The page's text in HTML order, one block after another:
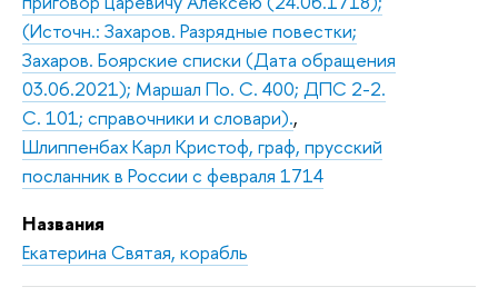
(Источн.: Захаров. Разрядные повестки;
Захаров. Боярские списки (Дата обращения
03.06.2021); Маршал По. С. 400; ДПС 2-2.
С. 101; справочники и словари).,
Шлиппенбах Карл Кристоф, граф, прусский
посланник в России с февраля 1714
Названия
Екатерина Святая, корабль